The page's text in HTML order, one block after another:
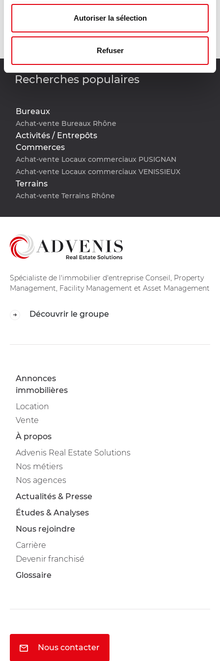
Autoriser la sélection
Refuser
Mail
Téléphone
Recherches populaires
Bureaux
Achat-vente Bureaux Rhône
Activités / Entrepôts
Commerces
Achat-vente Locaux commerciaux PUSIGNAN
Achat-vente Locaux commerciaux VENISSIEUX
Terrains
Achat-vente Terrains Rhône
Spécialiste de l'immobilier d'entreprise Conseil, Property
Management, Facility Management et Asset Management
Découvrir le groupe
Annonces
immobilières
Location
Vente
À propos
Advenis Real Estate Solutions
Nos métiers
Nos agences
Actualités & Presse
Études & Analyses
Nous rejoindre
Carrière
Devenir franchisé
Glossaire
Nous contacter